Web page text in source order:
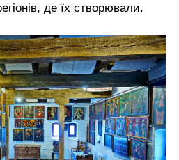
де їх створювали.